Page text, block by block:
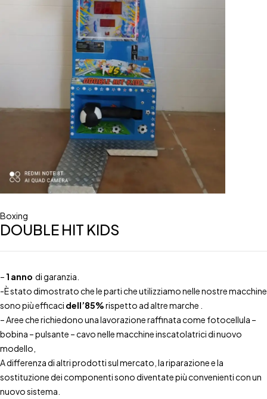
Boxing
DOUBLE HIT KIDS
– 1 anno di garanzia.
-È stato dimostrato che le parti che utilizziamo nelle nostre macchine
sono più efficaci dell’85%rispetto ad altre marche .
– Aree che richiedono una lavorazione raffinata come fotocellula –
bobina – pulsante – cavo nelle macchine inscatolatrici di nuovo
modello,
A differenza di altri prodotti sul mercato, la riparazione e la
sostituzione dei componenti sono diventate più convenienti con un
nuovo sistema.